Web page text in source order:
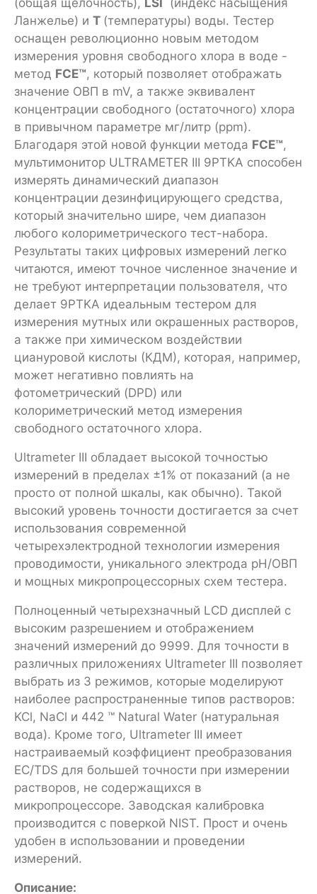
Ланжелье) и T (температуры) воды. Тестер
оснащен революционно новым методом
измерения уровня свободного хлора в воде -
метод FCE™, который позволяет отображать
значение ОВП в mV, а также эквивалент
концентрации свободного (остаточного) хлора
в привычном параметре мг/литр (ppm).
Благодаря этой новой функции метода FCE™,
мультимонитор ULTRAMETER III 9PTKA способен
измерять динамический диапазон
концентрации дезинфицирующего средства,
который значительно шире, чем диапазон
любого колориметрического тест-набора.
Результаты таких цифровых измерений легко
читаются, имеют точное численное значение и
не требуют интерпретации пользователя, что
делает 9PTKA идеальным тестером для
измерения мутных или окрашенных растворов,
а также при химическом воздействии
циануровой кислоты (КДМ), которая, например,
может негативно повлиять на
фотометрический (DPD) или
колориметрический метод измерения
свободного остаточного хлора.
Ultrameter III обладает высокой точностью
измерений в пределах ±1% от показаний (а не
просто от полной шкалы, как обычно). Такой
высокий уровень точности достигается за счет
использования современной
четырехэлектродной технологии измерения
проводимости, уникального электрода рН/ОВП
и мощных микропроцессорных схем тестера.
Полноценный четырехзначный LCD дисплей с
высоким разрешением и отображением
значений измерений до 9999. Для точности в
различных приложениях Ultrameter III позволяет
выбрать из 3 режимов, которые моделируют
наиболее распространенные типов растворов:
KCl, NaCl и 442 ™ Natural Water (натуральная
вода). Кроме того, Ultrameter III имеет
настраиваемый коэффициент преобразования
EC/TDS для большей точности при измерении
растворов, не содержащихся в
микропроцессоре. Заводская калибровка
производится с поверкой NIST. Прост и очень
удобен в использовании и проведении
измерений.
Описание: